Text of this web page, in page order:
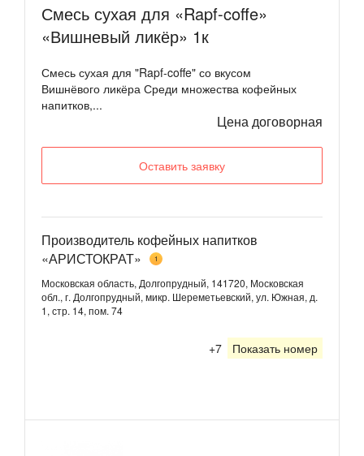
Смесь сухая для «Rapf-coffe»
«Вишневый ликёр» 1к
Смесь сухая для "Rapf-coffe" со вкусом
Вишнёвого ликёра Среди множества кофейных
напитков,...
Цена договорная
Оставить заявку
Производитель кофейных напитков
«АРИСТОКРАТ»
1
Московская область, Долгопрудный, 141720, Московская
обл., г. Долгопрудный, микр. Шереметьевский, ул. Южная, д.
1, стр. 14, пом. 74
+7 Показать номер